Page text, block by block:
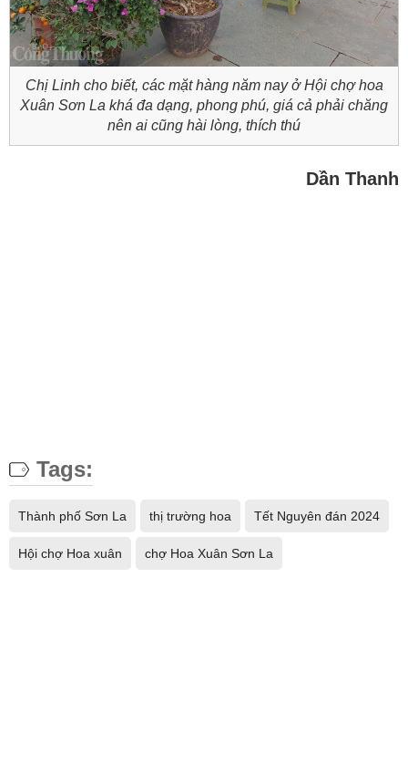
Chị Linh cho biết, các mặt hàng năm nay ở Hội chợ hoa
Xuân Sơn La khá đa dạng, phong phú, giá cả phải chăng
nên ai cũng hài lòng, thích thú
Dần Thanh
Tags:
Thành phố Sơn La thị trường hoa Tết Nguyên đán 2024
Hội chợ Hoa xuân chợ Hoa Xuân Sơn La